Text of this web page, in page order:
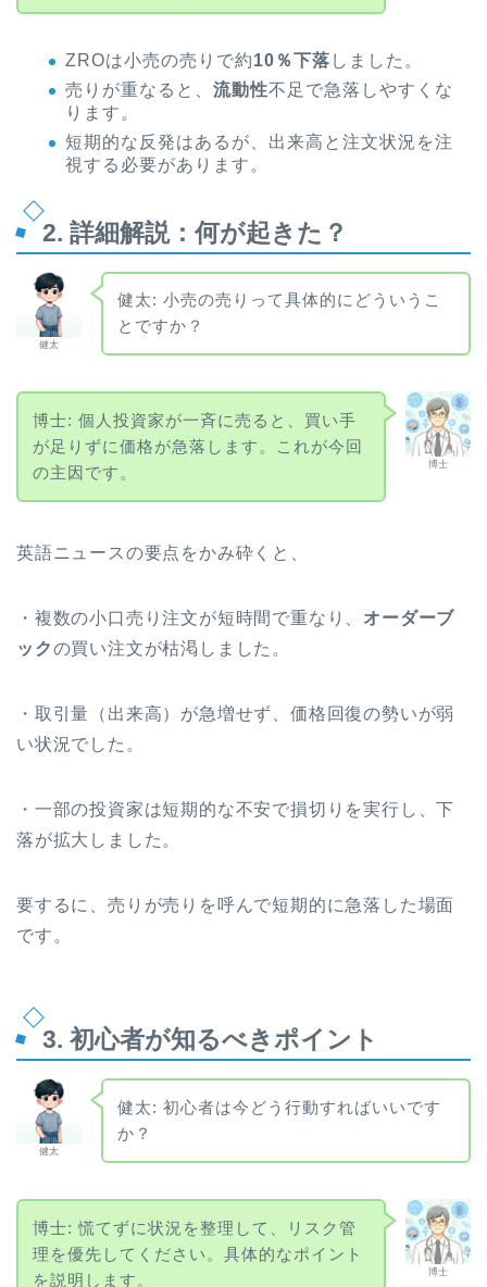
ZROは小売の売りで約10％下落 しました。
売りが重なると、 流動性不足で急落しやすくな
ります。
短期的な反発はあるが、出来高と注文状況を注
視する必要があります。
2. 詳細解説：何が起きた？
健太
健太: 小売の売りって具体的にどういうこ
とですか？
博士
博士: 個人投資家が一斉に売ると、買い手
が足りずに価格が急落します。これが今回
の主因です。
英語ニュースの要点をかみ砕くと、
・複数の小口売り注文が短時間で重なり、 オーダーブ
ックの買い注文が枯渇しました。
・取引量（出来高）が急増せず、価格回復の勢いが弱
い状況でした。
・一部の投資家は短期的な不安で損切りを実行し、下
落が拡大しました。
要するに、売りが売りを呼んで短期的に急落した場面
です。
3. 初心者が知るべきポイント
健太
健太: 初心者は今どう行動すればいいです
か？
博士
博士: 慌てずに状況を整理して、リスク管
理を優先してください。具体的なポイント
を説明します。